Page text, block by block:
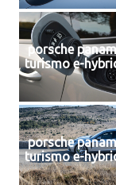
porsche
turismo e-
porsche
turismo e-